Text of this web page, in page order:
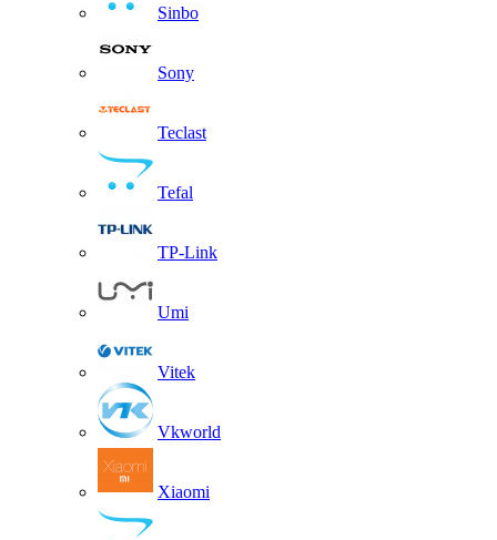
Sinbo
Sony
Teclast
Tefal
TP-Link
Umi
Vitek
Vkworld
Xiaomi